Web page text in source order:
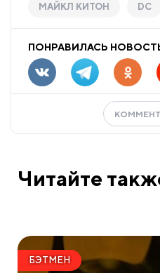
МАЙКЛ КИТОН DC
ПОНРАВИЛАСЬ
Читайте
БЭТМЕН